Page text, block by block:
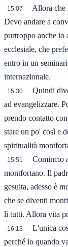
15:07
Allora che
Devo andare a
purtroppo anche io
ecclesiale, che
entro in un
internazionale.
15:30
Quindi
ad evangelizzare.
prendo contatto
stare un po' così e
spiritualità
15:51
Comincio
montfortano. Il
gesuita, adesso è
che se diventi
lì tutti. Allora vita
16:13
L'unica
perché io quando